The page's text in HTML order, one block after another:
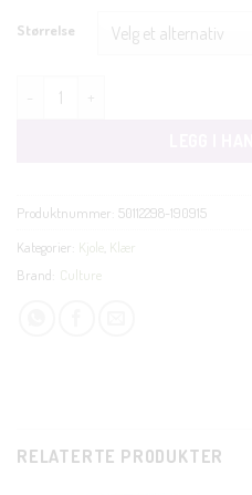
Størrelse
Elna Antoinett kjole vevet brun
Produktnummer: 50112298-190915
Kategorier: Kjole Klær
Brand: Culture
RELATERTE PRODUKTER